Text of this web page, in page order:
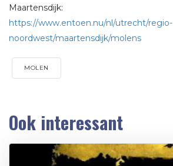
Maartensdijk:
https://www.entoen.nu/nl/utrecht/regio-
noordwest/maartensdijk/molens
MOLEN
Ook interessant